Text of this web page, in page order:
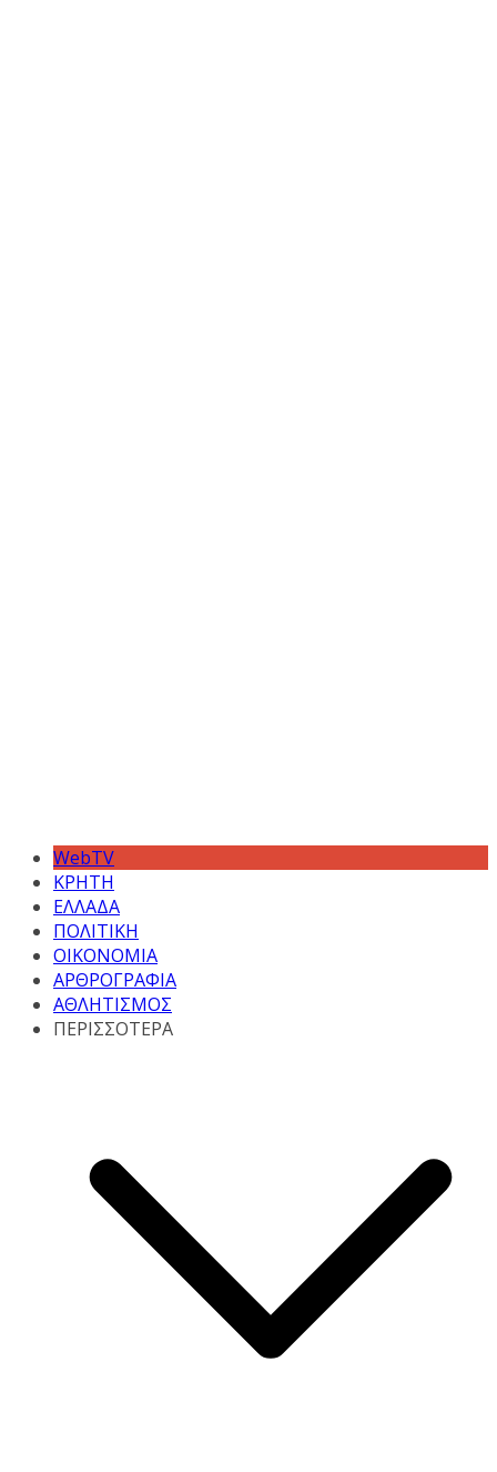
WebTV
ΚΡΗΤΗ
ΕΛΛΑΔΑ
ΠΟΛΙΤΙΚΗ
ΟΙΚΟΝΟΜΙΑ
ΑΡΘΡΟΓΡΑΦΙΑ
ΑΘΛΗΤΙΣΜΟΣ
ΠΕΡΙΣΣΟΤΕΡΑ